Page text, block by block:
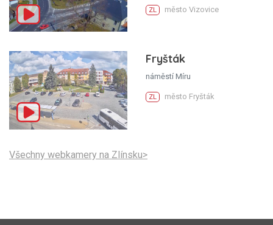
ZL město Vizovice
Fryšták
náměstí Míru
ZL město Fryšták
Všechny webkamery na Zlínsku>